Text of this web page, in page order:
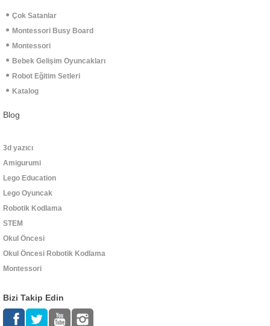
Çok Satanlar
Montessori Busy Board
Montessori
Bebek Gelişim Oyuncakları
Robot Eğitim Setleri
Katalog
Blog
3d yazıcı
Amigurumi
Lego Education
Lego Oyuncak
Robotik Kodlama
STEM
Okul Öncesi
Okul Öncesi Robotik Kodlama
Montessori
Bizi Takip Edin